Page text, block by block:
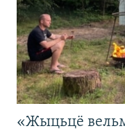
«Жыцьцё